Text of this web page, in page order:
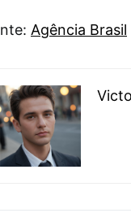
Agência Brasil